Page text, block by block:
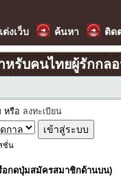
งเว็บ ค้นหา ติด
รับคนไทยผู้รักกล
หรือ ลงทะเบียน
ชั่น
อกดปุ่มสมัครสมาชิกด้านบน)